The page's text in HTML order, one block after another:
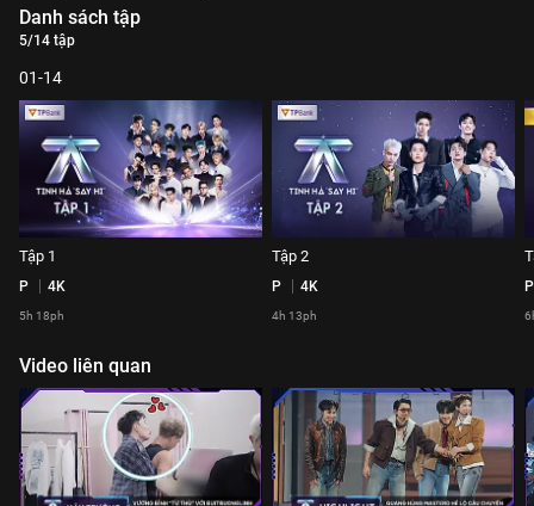
Danh sách tập
5/14 tập
01-14
Tập 1
P 4K
5h 18ph
Tập 2
P 4K
4h 13ph
P
Video liên quan